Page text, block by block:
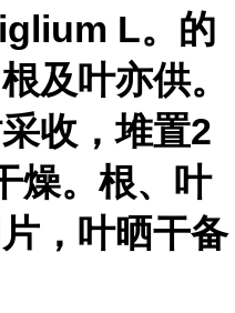
L。的
及叶亦供。
收，堆置2
燥。根、叶
，叶晒干备